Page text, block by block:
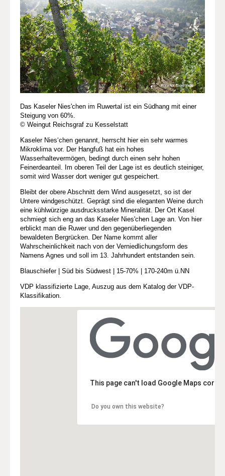
Das Kaseler Nies'chen im Ruwertal ist ein Südhang mit einer
Steigung von 60%.
© Weingut Reichsgraf zu Kesselstatt
Kaseler Nies‘chen genannt, herrscht hier ein sehr warmes
Mikroklima vor. Der Hangfuß hat ein hohes
Wasserhaltevermögen, bedingt durch einen sehr hohen
Feinerdeanteil. Im oberen Teil der Lage ist es deutlich steiniger,
somit wird Wasser dort weniger gut gespeichert.
Bleibt der obere Abschnitt dem Wind ausgesetzt, so ist der
Untere windgeschützt. Geprägt sind die eleganten Weine durch
eine kühlwürzige ausdrucksstarke Mineralität. Der Ort Kasel
schmiegt sich eng an das Kaseler Nies'chen Lage an. Von hier
erblickt man die Ruwer und den gegenüberliegenden
bewaldeten Bergrücken. Der Name kommt aller
Wahrscheinlichkeit nach von der Verniedlichungsform des
Namens Agnes und soll im 13. Jahrhundert entstanden sein.
Blauschiefer | Süd bis Südwest | 15-70% | 170-240m ü.NN
VDP klassifizierte Lage, Auszug aus dem Katalog der VDP-
Klassifikation.
This page can't load Google Maps
Do you own this website?